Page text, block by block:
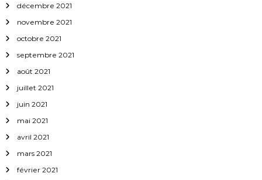
décembre 2021
novembre 2021
octobre 2021
septembre 2021
août 2021
juillet 2021
juin 2021
mai 2021
avril 2021
mars 2021
février 2021